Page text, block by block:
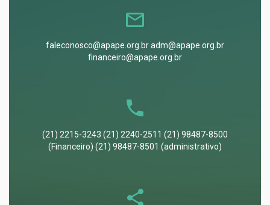
faleconosco@apape.org.br adm@apape.org.br
financeiro@apape.org.br
(21) 2215-3243 (21) 2240-2511 (21) 98487-8500
(Financeiro) (21) 98487-8501 (administrativo)